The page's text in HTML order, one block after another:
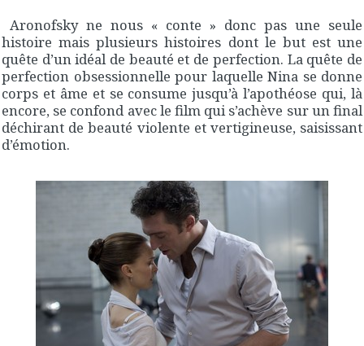
Aronofsky ne nous « conte » donc pas une seule
histoire mais plusieurs histoires dont le but est une
quête d’un idéal de beauté et de perfection. La quête de
perfection obsessionnelle pour laquelle Nina se donne
corps et âme et se consume jusqu’à l’apothéose qui, là
encore, se confond avec le film qui s’achève sur un final
déchirant de beauté violente et vertigineuse, saisissant
d’émotion.